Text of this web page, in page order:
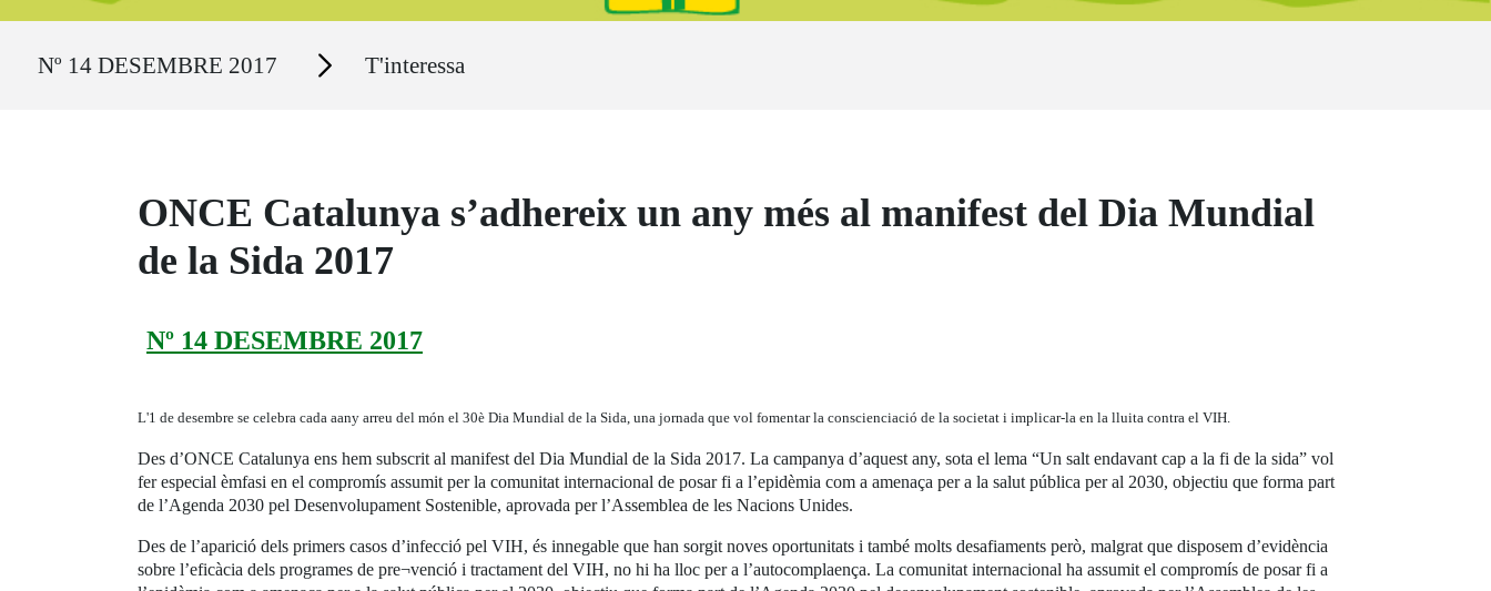
Nº 14 DESEMBRE 2017 Secciones T'interessa
ONCE Catalunya s’adhereix un any més al manifest del Dia Mundial
de la Sida 2017
Nº 14 DESEMBRE 2017
L'1 de desembre se celebra cada aany arreu del món el 30è Dia Mundial de la Sida, una jornada que vol fomentar la conscienciació de la societat i implicar-la en la lluita contra el VIH.
Des d’ONCE Catalunya ens hem subscrit al manifest del Dia Mundial de la Sida 2017. La campanya d’aquest any, sota el lema “Un salt endavant cap a la fi de la sida” vol
fer especial èmfasi en el compromís assumit per la comunitat internacional de posar fi a l’epidèmia com a amenaça per a la salut pública per al 2030, objectiu que forma part
de l’Agenda 2030 pel Desenvolupament Sostenible, aprovada per l’Assemblea de les Nacions Unides.
Des de l’aparició dels primers casos d’infecció pel VIH, és innegable que han sorgit noves oportunitats i també molts desafiaments però, malgrat que disposem d’evidència
sobre l’eficàcia dels programes de pre¬venció i tractament del VIH, no hi ha lloc per a l’autocomplaença. La comunitat internacional ha assumit el compromís de posar fi a